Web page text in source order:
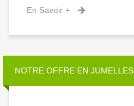
En Savoir +
NOTRE OFFRE EN JUMELLES